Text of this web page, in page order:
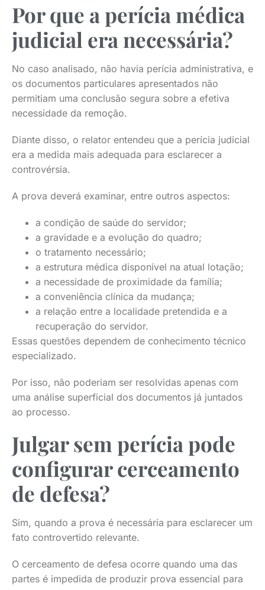
Por que a perícia médica
judicial era necessária?
No caso analisado, não havia perícia administrativa, e
os documentos particulares apresentados não
permitiam uma conclusão segura sobre a efetiva
necessidade da remoção.
Diante disso, o relator entendeu que a perícia judicial
era a medida mais adequada para esclarecer a
controvérsia.
A prova deverá examinar, entre outros aspectos:
a condição de saúde do servidor;
a gravidade e a evolução do quadro;
o tratamento necessário;
a estrutura médica disponível na atual lotação;
a necessidade de proximidade da família;
a conveniência clínica da mudança;
a relação entre a localidade pretendida e a
recuperação do servidor.
Essas questões dependem de conhecimento técnico
especializado.
Por isso, não poderiam ser resolvidas apenas com
uma análise superficial dos documentos já juntados
ao processo.
Julgar sem perícia pode
configurar cerceamento
de defesa?
Sim, quando a prova é necessária para esclarecer um
fato controvertido relevante.
O cerceamento de defesa ocorre quando uma das
partes é impedida de produzir prova essencial para